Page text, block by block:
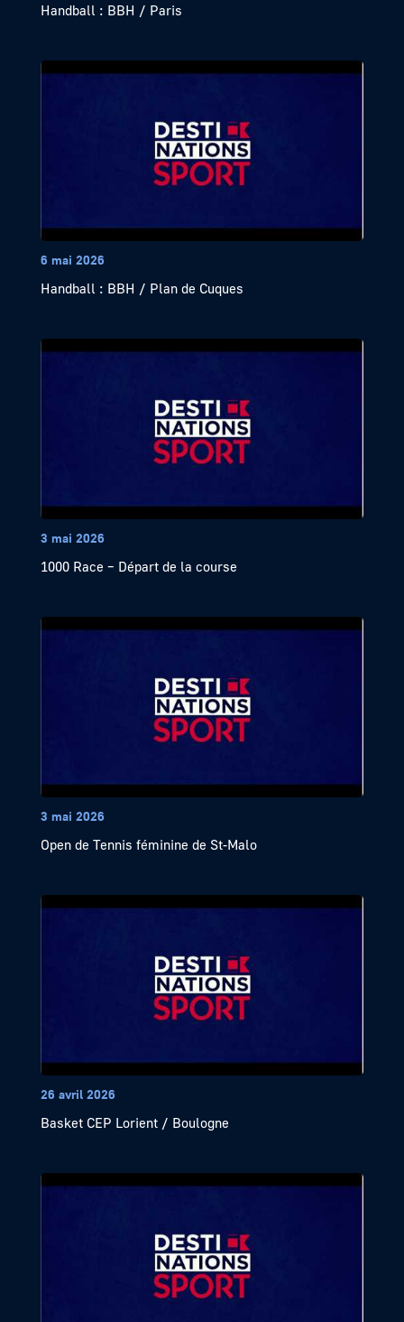
Handball : BBH / Paris
6 mai 2026
Handball : BBH / Plan de Cuques
3 mai 2026
1000 Race – Départ de la course
3 mai 2026
Open de Tennis féminine de St-Malo
26 avril 2026
Basket CEP Lorient / Boulogne